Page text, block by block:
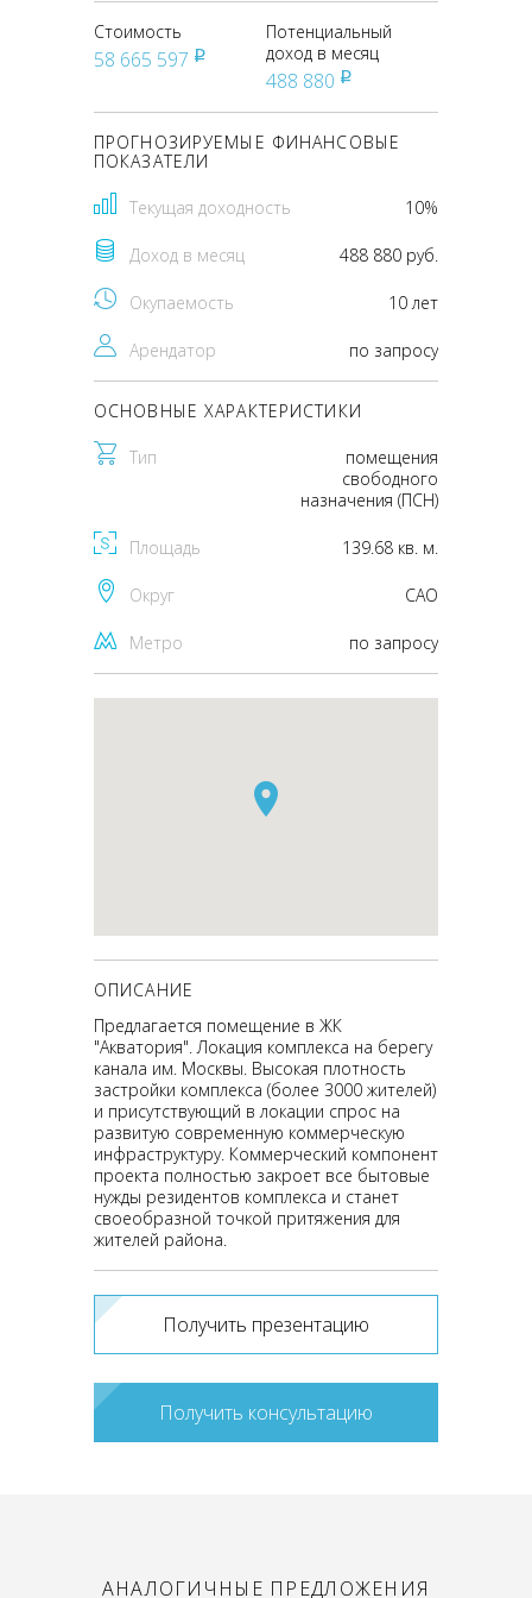
Стоимость
58 665 597 pуб
Потенциальный
доход в месяц
488 880 pуб
ПРОГНОЗИРУЕМЫЕ ФИНАНСОВЫЕ
ПОКАЗАТЕЛИ
Текущая доходность 10%
Доход в месяц 488 880 руб.
Окупаемость 10 лет
Арендатор по запросу
ОСНОВНЫЕ ХАРАКТЕРИСТИКИ
Тип
помещения
свободного
назначения (ПСН)
Площадь 139.68 кв. м.
Округ CАО
Метро по запросу
ОПИСАНИЕ
Предлагается помещение в ЖК
"Акватория". Локация комплекса на берегу
канала им. Москвы. Высокая плотность
застройки комплекса (более 3000 жителей)
и присутствующий в локации спрос на
развитую современную коммерческую
инфраструктуру. Коммерческий компонент
проекта полностью закроет все бытовые
нужды резидентов комплекса и станет
своеобразной точкой притяжения для
жителей района.
Получить презентацию
Получить консультацию
АНАЛОГИЧНЫЕ ПРЕДЛОЖЕНИЯ